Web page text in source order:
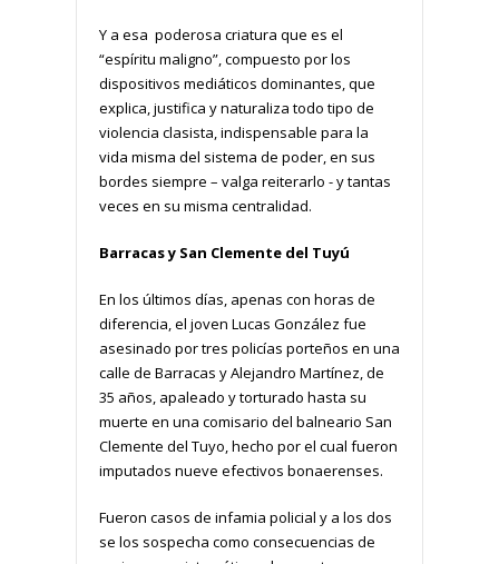
Y a esa poderosa criatura que es el
“espíritu maligno”, compuesto por los
dispositivos mediáticos dominantes, que
explica, justifica y naturaliza todo tipo de
violencia clasista, indispensable para la
vida misma del sistema de poder, en sus
bordes siempre – valga reiterarlo - y tantas
veces en su misma centralidad.
Barracas y San Clemente del Tuyú
En los últimos días, apenas con horas de
diferencia, el joven Lucas González fue
asesinado por tres policías porteños en una
calle de Barracas y Alejandro Martínez, de
35 años, apaleado y torturado hasta su
muerte en una comisario del balneario San
Clemente del Tuyo, hecho por el cual fueron
imputados nueve efectivos bonaerenses.
Fueron casos de infamia policial y a los dos
se los sospecha como consecuencias de